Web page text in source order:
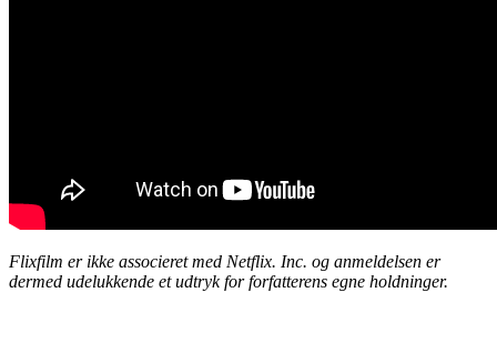
Flixfilm er ikke associeret med Netflix. Inc. og anmeldelsen er
dermed udelukkende et udtryk for forfatterens egne holdninger.